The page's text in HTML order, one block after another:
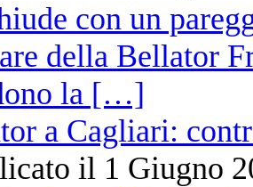
a Cagliari:
il 1 Giugno